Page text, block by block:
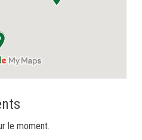
le moment.